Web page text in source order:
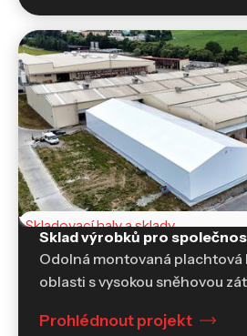
Skladovací haly a sklady
Sklad výrobků pro
Odolná montovaná plachtová
oblasti s vysokou sněhovou
Prohlédnout projekt